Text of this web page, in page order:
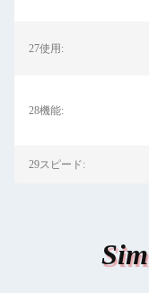
27使用:
28機能:
29スピード: